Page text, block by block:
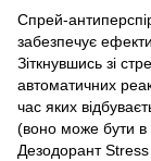
Спрей-
забезпечує
Зіткнувшись зі
автоматичних
час яких
(воно може бути в
Дезодорант